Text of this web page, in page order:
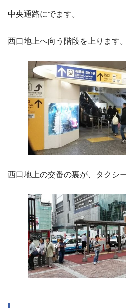
中央通路にでます。
西口地上へ向う階段を上ります。
西口地上の交番の裏が、タクシ